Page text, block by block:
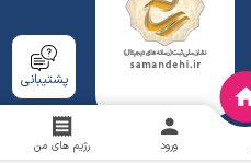
پشتیبانی
ورود رژیم های من